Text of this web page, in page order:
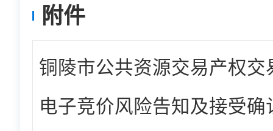
附件
铜陵市公共资源交易产权
电子竞价风险告知及接受